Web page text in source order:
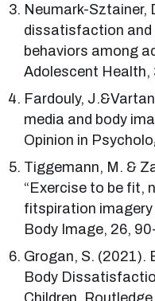
Neumark-Sztainer,
dissatisfaction and
behaviors among
Adolescent Health,
Fardouly,
media and body
Opinion in
Tiggemann, M. &
“Exercise to be fit,
fitspiration imagery
Body Image, 26,
Grogan, S. (2021).
Body
Children. Routledge.